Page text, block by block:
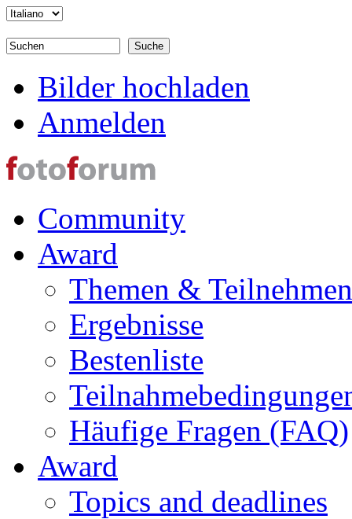
Direkt zum Inhalt
Suchformular
Bilder hochladen
Anmelden
Community
Award
Themen & Teilnehmen
Ergebnisse
Bestenliste
Häufige Fragen (FAQ)
Award
Topics and deadlines